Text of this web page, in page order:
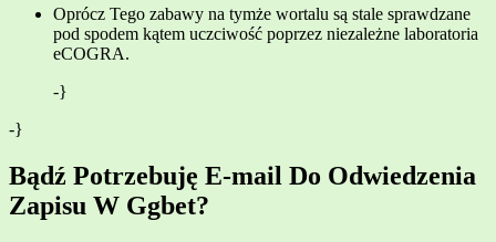
Oprócz Tego zabawy na tymże wortalu są stale sprawdzane
pod spodem kątem uczciwość poprzez niezależne laboratoria
eCOGRA.
-}
-}
Bądź Potrzebuję E-mail Do Odwiedzenia
Zapisu W Ggbet?